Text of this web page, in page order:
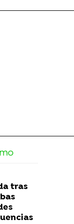
tras